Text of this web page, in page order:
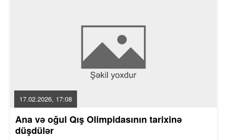
17.02.2026, 17:08
Ana və oğul Qış Olimpidasının tarixinə
düşdülər